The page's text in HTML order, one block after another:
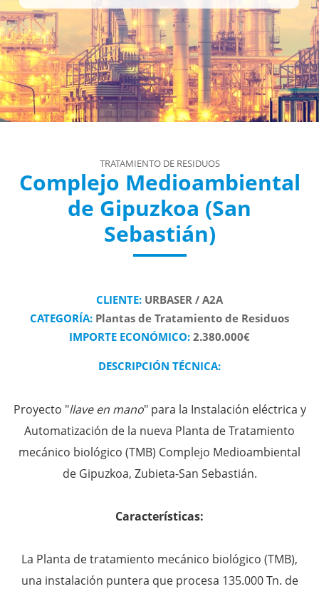
TRATAMIENTO DE RESIDUOS
Complejo Medioambiental
de Gipuzkoa (San
Sebastián)
CLIENTE: URBASER / A2A
CATEGORÍA: Plantas de Tratamiento de Residuos
IMPORTE ECONÓMICO:2.380.000€
DESCRIPCIÓN TÉCNICA:
Proyecto "llave en mano" para la Instalación eléctrica y
Automatización de la nueva Planta de Tratamiento
mecánico biológico (TMB) Complejo Medioambiental
de Gipuzkoa, Zubieta-San Sebastián.
Características:
La Planta de tratamiento mecánico biológico (TMB),
una instalación puntera que procesa 135.000 Tn. de